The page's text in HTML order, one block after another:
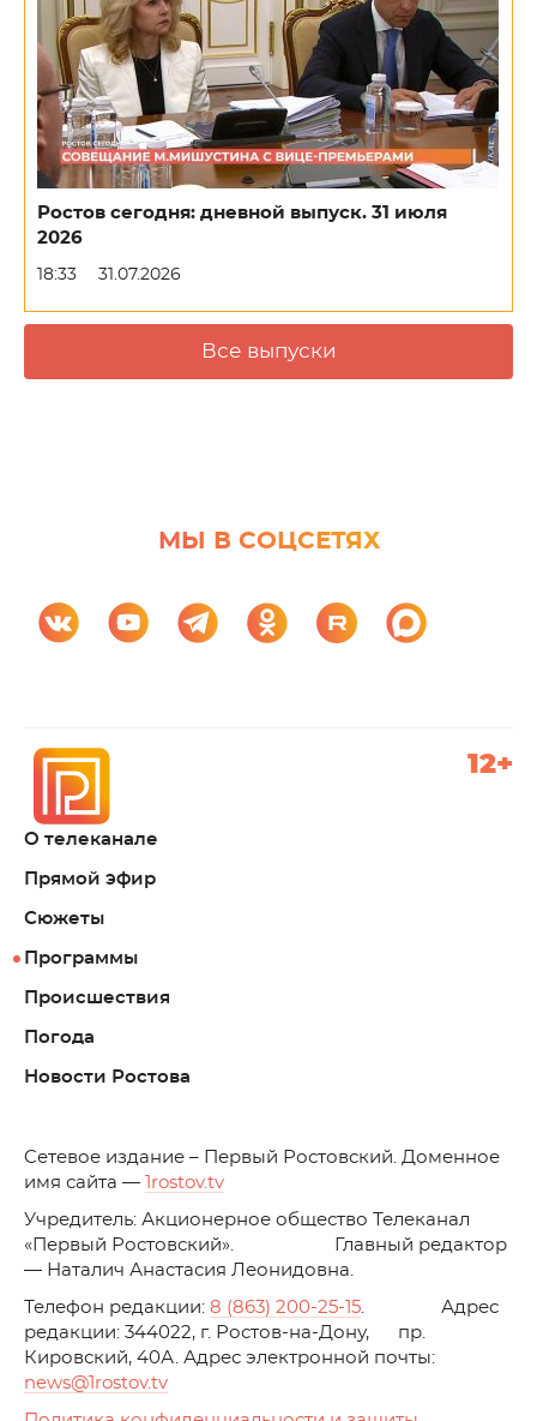
Ростов сегодня: дневной выпуск. 31 июля
2026
18:33 31.07.2026
Все выпуски
МЫ В СОЦСЕТЯХ
О телеканале
Прямой эфир
Сюжеты
Программы
Происшествия
Погода
Новости Ростова
12+
Cетевое издание – Первый Ростовский. Доменное
имя сайта —
1rostov.tv
Учредитель: Акционерное общество Телеканал
«Первый Ростовский». Главный редактор
— Наталич Анастасия Леонидовна.
Телефон редакции: 8 (863) 200-25-15. Адрес
редакции: 344022, г. Ростов-на-Дону, пр.
Кировский, 40А. Адрес электронной почты:
news@1rostov.tv